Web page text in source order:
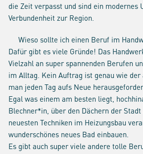
die Zeit verpasst und sind ein modernes
Verbundenheit zur Region.
Wieso sollte ich einen Beruf im
Dafür gibt es viele Gründe! Das
Vielzahl an super spannenden Berufen
im Alltag. Kein Auftrag ist genau wie der
man jeden Tag aufs Neue
Egal was einem am besten liegt,
Blechner*in, über den Dächern der
neuesten Techniken im Heizungsbau
wunderschönes neues Bad einbauen.
Es gibt auch super viele andere tolle